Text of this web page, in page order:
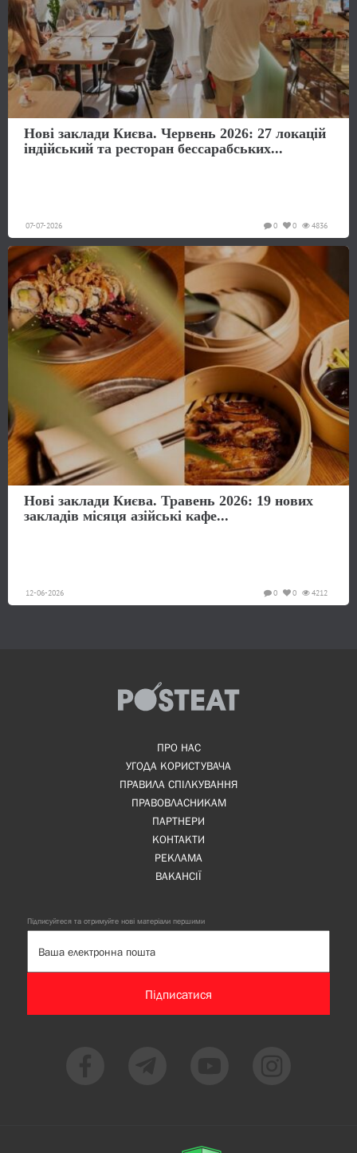
Нові заклади Києва. Червень 2026: 27 локацій
індійський та ресторан бессарабських...
07-07-2026 4836
0
0
Нові заклади Києва. Травень 2026: 19 нових
закладів місяця азійські кафе...
12-06-2026 4212
0
0
ПРО НАС
УГОДА КОРИСТУВАЧА
ПРАВИЛА СПІЛКУВАННЯ
ПРАВОВЛАСНИКАМ
ПАРТНЕРИ
КОНТАКТИ
РЕКЛАМА
ВАКАНСІЇ
Підписуйтеся та отримуйте нові матеріали першими
Підписатися